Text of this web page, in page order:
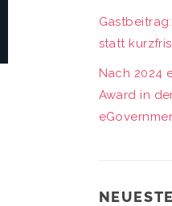
statt
Nach 2024
Award in